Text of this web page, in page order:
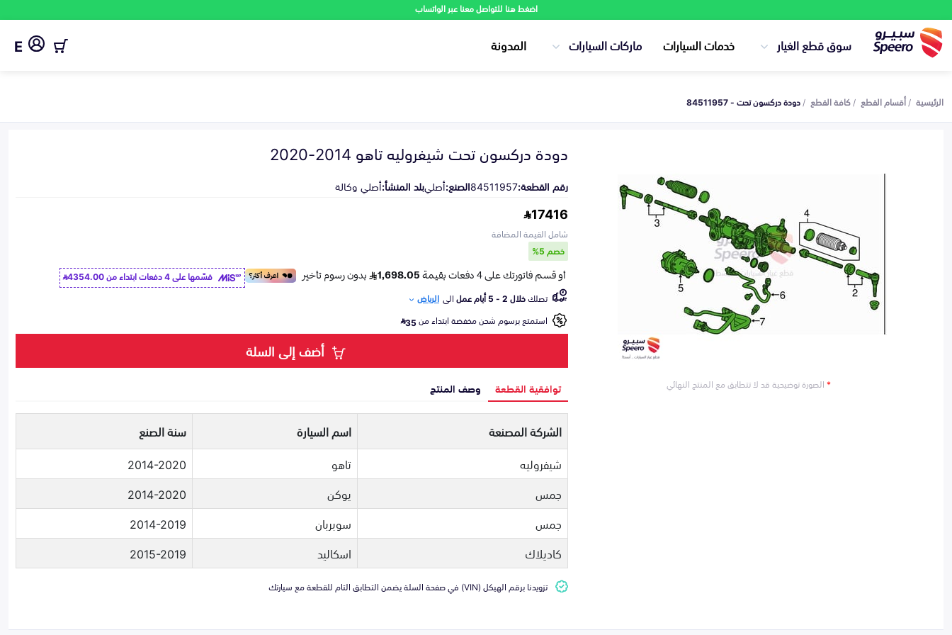
اضغط هنا للتواصل معنا عبر الواتساب
سوق قطع الغيار خدمات السيارات ماركات السيارات المدونة E
الرئيسية أقسام القطع كافة القطع دودة دركسون تحت - 84511957
*الصورة توضيحية قد لا تتطابق مع المنتج النهائي
دودة دركسون تحت شيفروليه تاهو 2014-2020
رقم القطعة:84511957الصنع:أصليبلد المنشأ:أصلي وكالة
17416
شامل القيمة المضافة
خصم 5%
قسّمها على 4 دفعات ابتداء من
4354.00
تصلكخلال 2 - 5 أيام عمل الى الرياض
استمتع برسوم شحن مخفضة ابتداء من35
أضف إلى السلة
توافقية القطعة وصف المنتج
الشركة المصنعة اسم السيارة
سنة الصنع
شيفروليه
تاهو
2014-2020
جمس
يوكن
2014-2020
جمس
سوبربان
2014-2019
كاديلاك
اسكاليد 2015-2019
تزويدنا برقم الهيكل (VIN) في صفحة السلة يضمن التطابق التام للقطعة مع سيارتك